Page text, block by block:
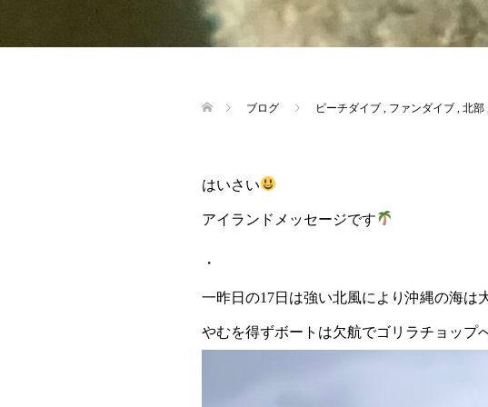
ブログ ビーチダイブ ファンダイブ 北部
はいさい
アイランドメッセージです
・
一昨日の17日は強い北風により沖縄の海は
やむを得ずボートは欠航でゴリラチョップ